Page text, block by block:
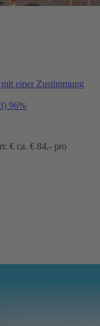
einer Zustimmung
96%
€ ca. € 84,- pro